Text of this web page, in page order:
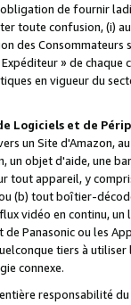
de fournir
toute confusion, (i)
des
» de
en vigueur du
Logiciels et de
un Site d'Amazon,
un objet d'aide, une
tout appareil, y
(b) tout boîtier-
vidéo en continu,
de Panasonic ou les
tiers à
connexe.
responsabilité